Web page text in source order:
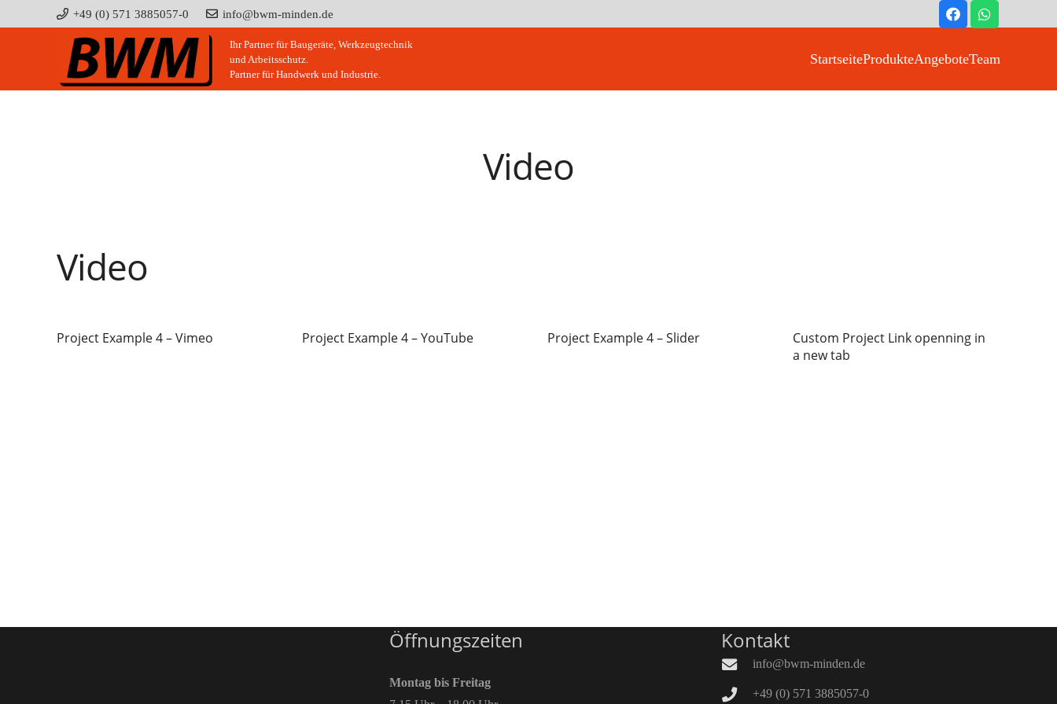
+49 (0) 571 3885057-0 info@bwm-minden.de
Ihr Partner für Baugeräte, Werkzeugtechnik
und Arbeitsschutz.
Partner für Handwerk und Industrie.
StartseiteProdukteAngeboteTeam
Video
Video
Project Example 4 – Vimeo Project Example 4 – YouTube Project Example 4 – Slider
Custom Project Link openning in
a new tab
Öffnungszeiten
Montag bis Freitag
Kontakt
info@bwm-minden.de
+49 (0) 571 3885057-0